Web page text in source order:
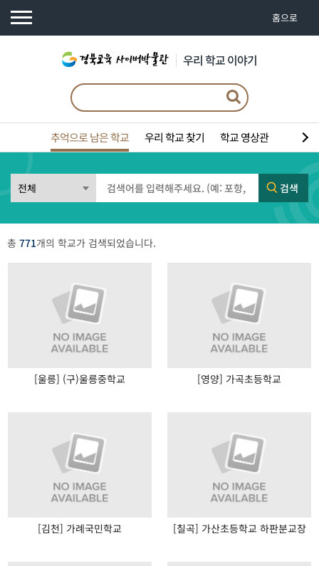
홈으로
우리 학교 이야기
추억으로 남은 학교 우리 학교 찾기 학교 영상관
검색
총 771개의 학교가 검색되었습니다.
[울릉] (구)울릉중학교 [영양] 가곡초등학교
[김천] 가례국민학교 [칠곡] 가산초등학교 하판분교장